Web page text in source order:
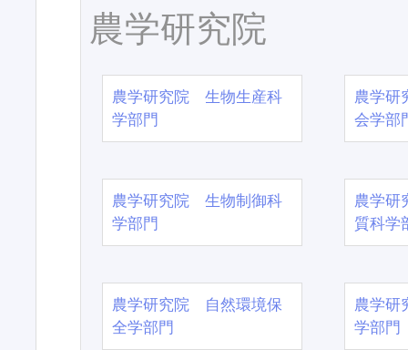
農学研究院
農学研究院 生物生産科
学部門
農学
会学部
農学研究院 生物制御科
学部門
農学
質科学
農学研究院 自然環境保
全学部門
農学
学部門